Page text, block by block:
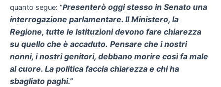
quanto segue: “Presenterò oggi stesso in Senato una
interrogazione parlamentare. Il Ministero, la
Regione, tutte le Istituzioni devono fare chiarezza
su quello che è accaduto. Pensare che i nostri
nonni, i nostri genitori, debbano morire così fa male
al cuore. La politica faccia chiarezza e chi ha
sbagliato paghi.”